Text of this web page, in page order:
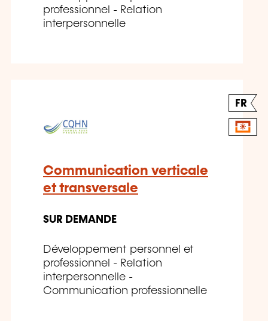
professionnel - Relation
interpersonnelle
FR
Communication verticale
et transversale
SUR DEMANDE
Développement personnel et
professionnel - Relation
interpersonnelle -
Communication professionnelle